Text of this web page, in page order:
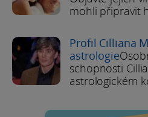
mohli připravit
Profil Cilliana
astrologie
schopnosti
astrologickém